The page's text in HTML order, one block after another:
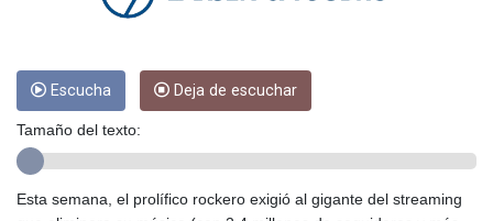
GHS 13.596763
GIP 0.859298
GNF 10145.207892
GYD 241.852202
Escucha Deja de escuchar
Tamaño del texto:
Esta semana, el prolífico rockero exigió al gigante del streaming